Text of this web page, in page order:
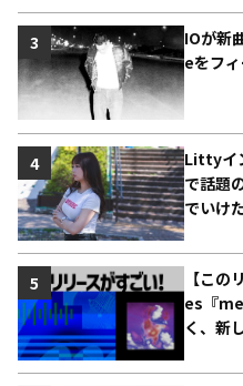
IOが新
eをフ
3
Littyイ
で話題
でいけ
4
【こ
es『
く、新
5